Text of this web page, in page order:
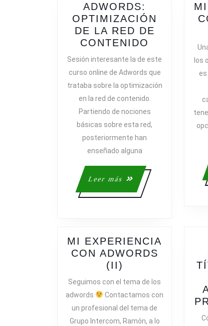
ADWORDS:
OPTIMIZACIÓN
DE LA RED DE
CONTENIDO ADWORDS:
LA
RED
DE
Sesión interesante la de este
curso online de Adwords que
trataba sobre la optimización
en la red de contenido.
Partiendo de nociones
básicas sobre esta red,
posteriormente han
enseñado alguna
Leer más
Leer
más
los
MI EXPERIENCIA
CON ADWORDS
(II)
EXPERIENCIA
ADWORDS
(II)
Seguimos con el tema de los
adwords
Contactamos con
un profesional del tema de
Grupo Intercom, Ramón, a lo